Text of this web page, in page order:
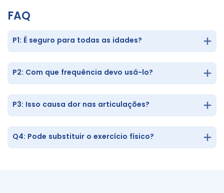
FAQ
P1: É seguro para todas as idades?
P2: Com que frequência devo usá-lo?
P3: Isso causa dor nas articulações?
Q4: Pode substituir o exercício físico?